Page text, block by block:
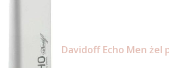
Davidoff Echo Men żel